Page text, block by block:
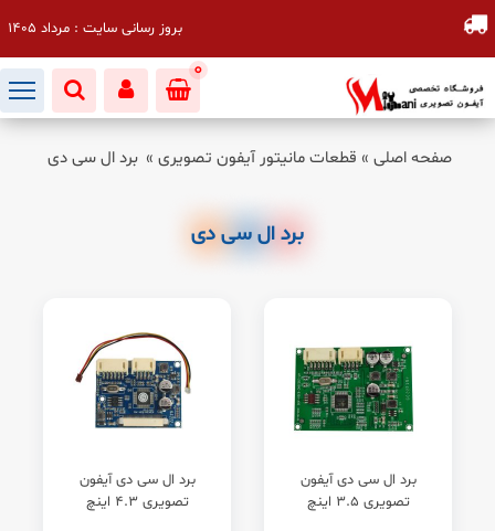
صفحه اصلی » قطعات مانیتور آیفون تصویری » برد ال سی دی
برد ال سی دی
برد ال سی دی آیفون
تصویری 3.5 اینچ
برد ال سی دی آیفون
تصویری 4.3 اینچ
بروز رسانی سایت : مرداد 1405
0